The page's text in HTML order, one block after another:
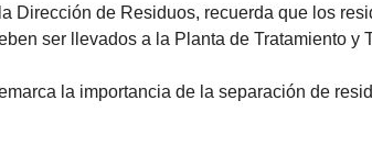
Dirección de Residuos, recuerda que los
ser llevados a la Planta de Tratamiento y
la importancia de la separación de